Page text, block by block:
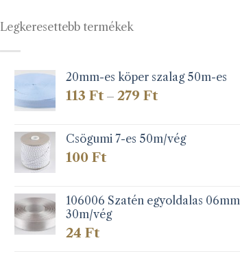
Legkeresettebb termékek
20mm-es köper szalag 50m-es
113Ft – 279FtÁrtartomány:
279 Ft
Csögumi 7-es 50m/vég
100Ft
106006 Szatén egyoldalas 06mm
30m/vég
24Ft